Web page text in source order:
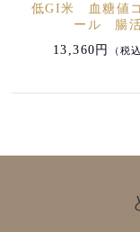
低GI米 血糖値
ール 腸
13,360円
（税